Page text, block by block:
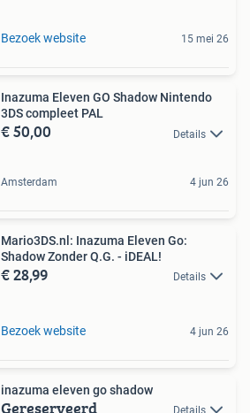
Bezoek website 15 mei 26
Inazuma Eleven GO Shadow Nintendo
3DS compleet PAL
€ 50,00 Details
Amsterdam 4 jun 26
Mario3DS.nl: Inazuma Eleven Go:
Shadow Zonder Q.G. - iDEAL!
€ 28,99 Details
Bezoek website 4 jun 26
inazuma eleven go shadow
Gereserveerd Details